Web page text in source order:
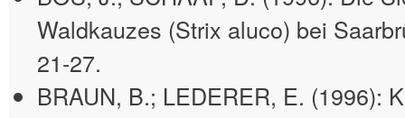
Waldkauzes (Strix aluco) bei
21-27.
BRAUN, B.; LEDERER, E. (1996):